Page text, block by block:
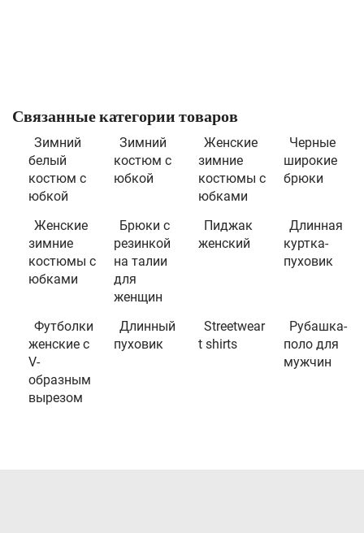
Связанные категории товаров
Зимний
белый
костюм с
юбкой
Зимний
костюм с
юбкой
Женские
зимние
костюмы с
юбками
Черные
широкие
брюки
Женские
зимние
костюмы с
юбками
Брюки с
резинкой
на талии
для
женщин
Пиджак
женский
Длинная
куртка-
пуховик
Футболки
женские с
V-
образным
вырезом
Длинный
пуховик
Streetwear
t shirts
Рубашка-
поло для
мужчин